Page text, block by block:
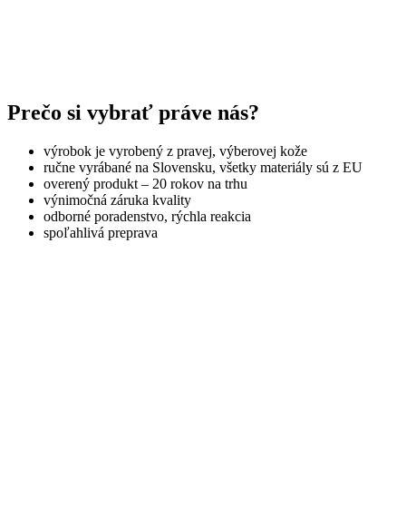
Prečo si vybrať práve nás?
výrobok je vyrobený z pravej, výberovej kože
ručne vyrábané na Slovensku, všetky materiály sú z EU
overený produkt – 20 rokov na trhu
výnimočná záruka kvality
odborné poradenstvo, rýchla reakcia
spoľahlivá preprava